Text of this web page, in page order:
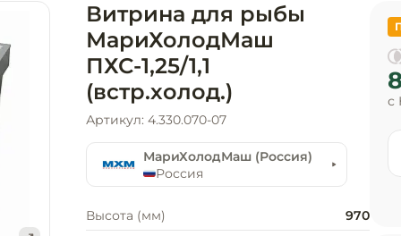
Витрина для рыбы
МариХолодМаш
ПХС-1,25/1,1
(встр.холод.)
Артикул: 4.330.070-07
МариХолодМаш (Россия)
Россия
Высота (мм)
970
с